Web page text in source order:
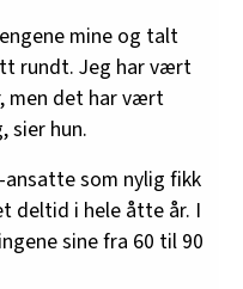
mine og talt
rundt. Jeg har vært
men det har vært
sier hun.
ansatte som nylig fikk
deltid i hele åtte år. I
sine fra 60 til 90